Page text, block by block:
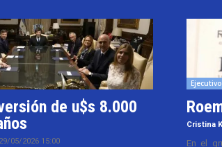
de u$s 8.000
29/05/2026 15:00
Cristina
En el